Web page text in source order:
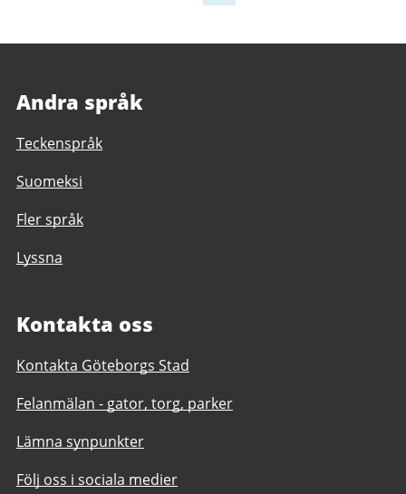
Andra språk
Teckenspråk
Suomeksi
Fler språk
Lyssna
Kontakta oss
Kontakta Göteborgs Stad
Felanmälan - gator, torg, parker
Lämna synpunkter
Följ oss i sociala medier